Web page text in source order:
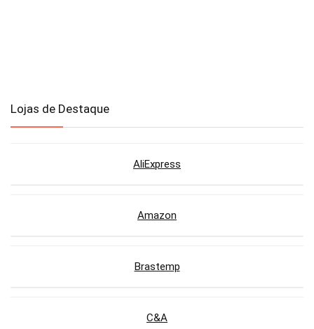
Lojas de Destaque
AliExpress
Amazon
Brastemp
C&A